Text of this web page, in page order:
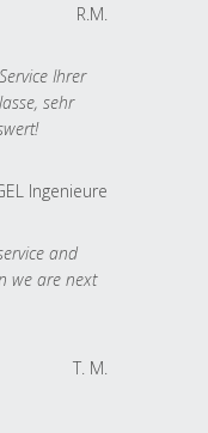
R.M.
Ihrer
sehr
Ingenieure
and
we are next
T. M.